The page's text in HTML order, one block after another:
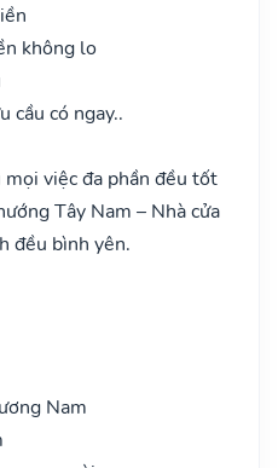
không lo
cầu có ngay..
việc đa phần đều tốt
Tây Nam – Nhà cửa
đều bình yên.
Nam